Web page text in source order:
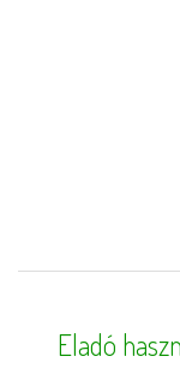
Eladó